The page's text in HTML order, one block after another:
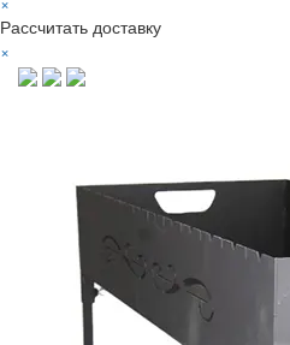
Рассчитать доставку
×